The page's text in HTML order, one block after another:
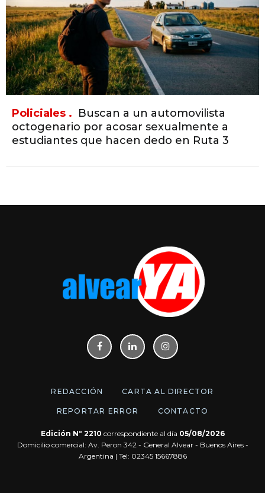
Policiales . Buscan a un automovilista
octogenario por acosar sexualmente a
estudiantes que hacen dedo en Ruta 3
REDACCIÓN CARTA AL DIRECTOR
REPORTAR ERROR CONTACTO
Edición Nº 2210 correspondiente al día 05/08/2026
Domicilio comercial: Av. Peron 342 - General Alvear - Buenos Aires -
Argentina | Tel: 02345 15667886